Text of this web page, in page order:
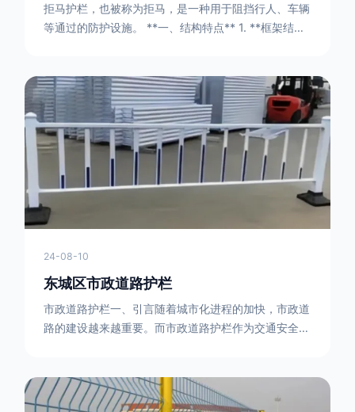
拒马护栏，也被称为拒马，是一种用于阻挡行人、车辆
等通过的防护设施。 **一、结构特点** 1. **框架结构
方形的框架组合。这些框架相互连接，形成一个稳定的
结构，能够承受一定的冲击力。例如，在一些临时交通
管制的现场，三角形框架的拒马护栏可以很方便地拼接
在一起，像一个个小的三角锥形状的结构单
24-08-10
东城区市政道路护栏
市政道路护栏一、引言随着城市化进程的加快，市政道
路的建设越来越重要。而市政道路护栏作为交通安全的
的功能防护功能：市政道路护栏的主要功能是防止车辆
失控，保护行人安全。它可以有效地阻止因驾驶员疏忽